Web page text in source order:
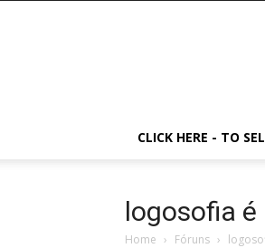
CLICK HERE - TO
logosofia
Home › Fóruns ›